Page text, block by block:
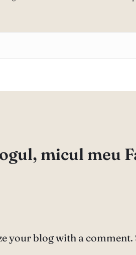
micul meu
your blog with a comment.